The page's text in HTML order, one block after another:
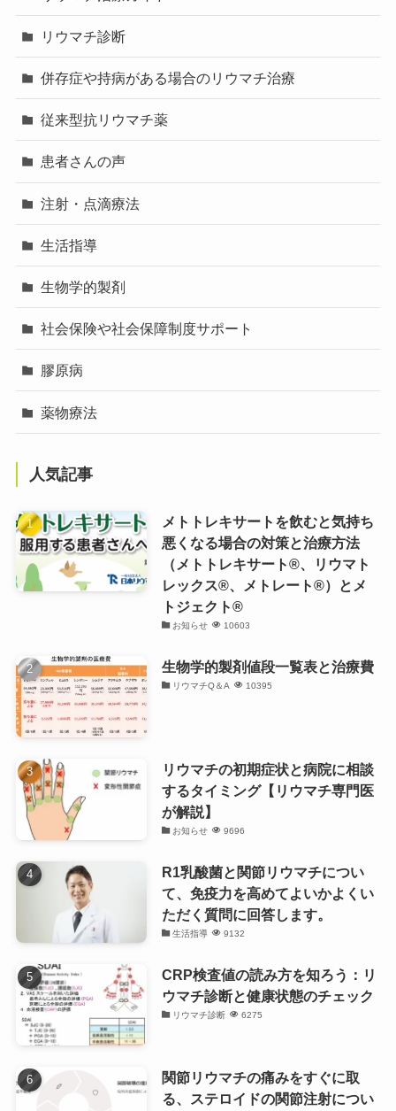
リウマチ診断
併存症や持病がある場合のリウマチ治療
従来型抗リウマチ薬
患者さんの声
注射・点滴療法
生活指導
生物学的製剤
社会保険や社会保障制度サポート
膠原病
薬物療法
人気記事
メトトレキサートを飲むと気持ち
悪くなる場合の対策と治療方法
（メトトレキサート®、リウマト
レックス®、メトレート®）とメ
トジェクト®
お知らせ 10603
生物学的製剤値段一覧表と治療費
リウマチQ＆A 10395
リウマチの初期症状と病院に相談
するタイミング【リウマチ専門医
が解説】
お知らせ 9696
R1乳酸菌と関節リウマチについ
て、免疫力を高めてよいかよくい
ただく質問に回答します。
生活指導 9132
CRP検査値の読み方を知ろう：リ
ウマチ診断と健康状態のチェック
リウマチ診断 6275
関節リウマチの痛みをすぐに取
る、ステロイドの関節注射につい